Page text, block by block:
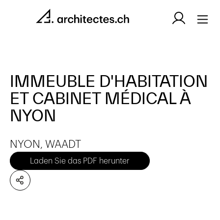
IMMEUBLE D'HABITATION
ET CABINET MÉDICAL À
NYON
NYON, WAADT
Laden Sie das PDF herunter